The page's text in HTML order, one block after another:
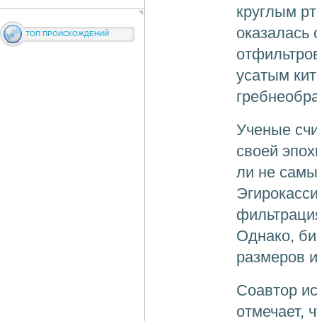
ТОП ПРОИСХОЖДЕНИЙ
круглым
усатым
Ученые
своей
ли не
Однако,
размеров
Соавтор
отмечает,